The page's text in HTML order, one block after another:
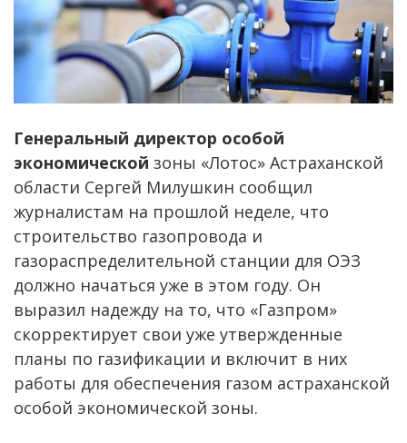
Генеральный директор особой
экономической зоны «Лотос» Астраханской
области Сергей Милушкин сообщил
журналистам на прошлой неделе, что
строительство газопровода и
газораспределительной станции для ОЭЗ
должно начаться уже в этом году. Он
выразил надежду на то, что «Газпром»
скорректирует свои уже утвержденные
планы по газификации и включит в них
работы для обеспечения газом астраханской
особой экономической зоны.